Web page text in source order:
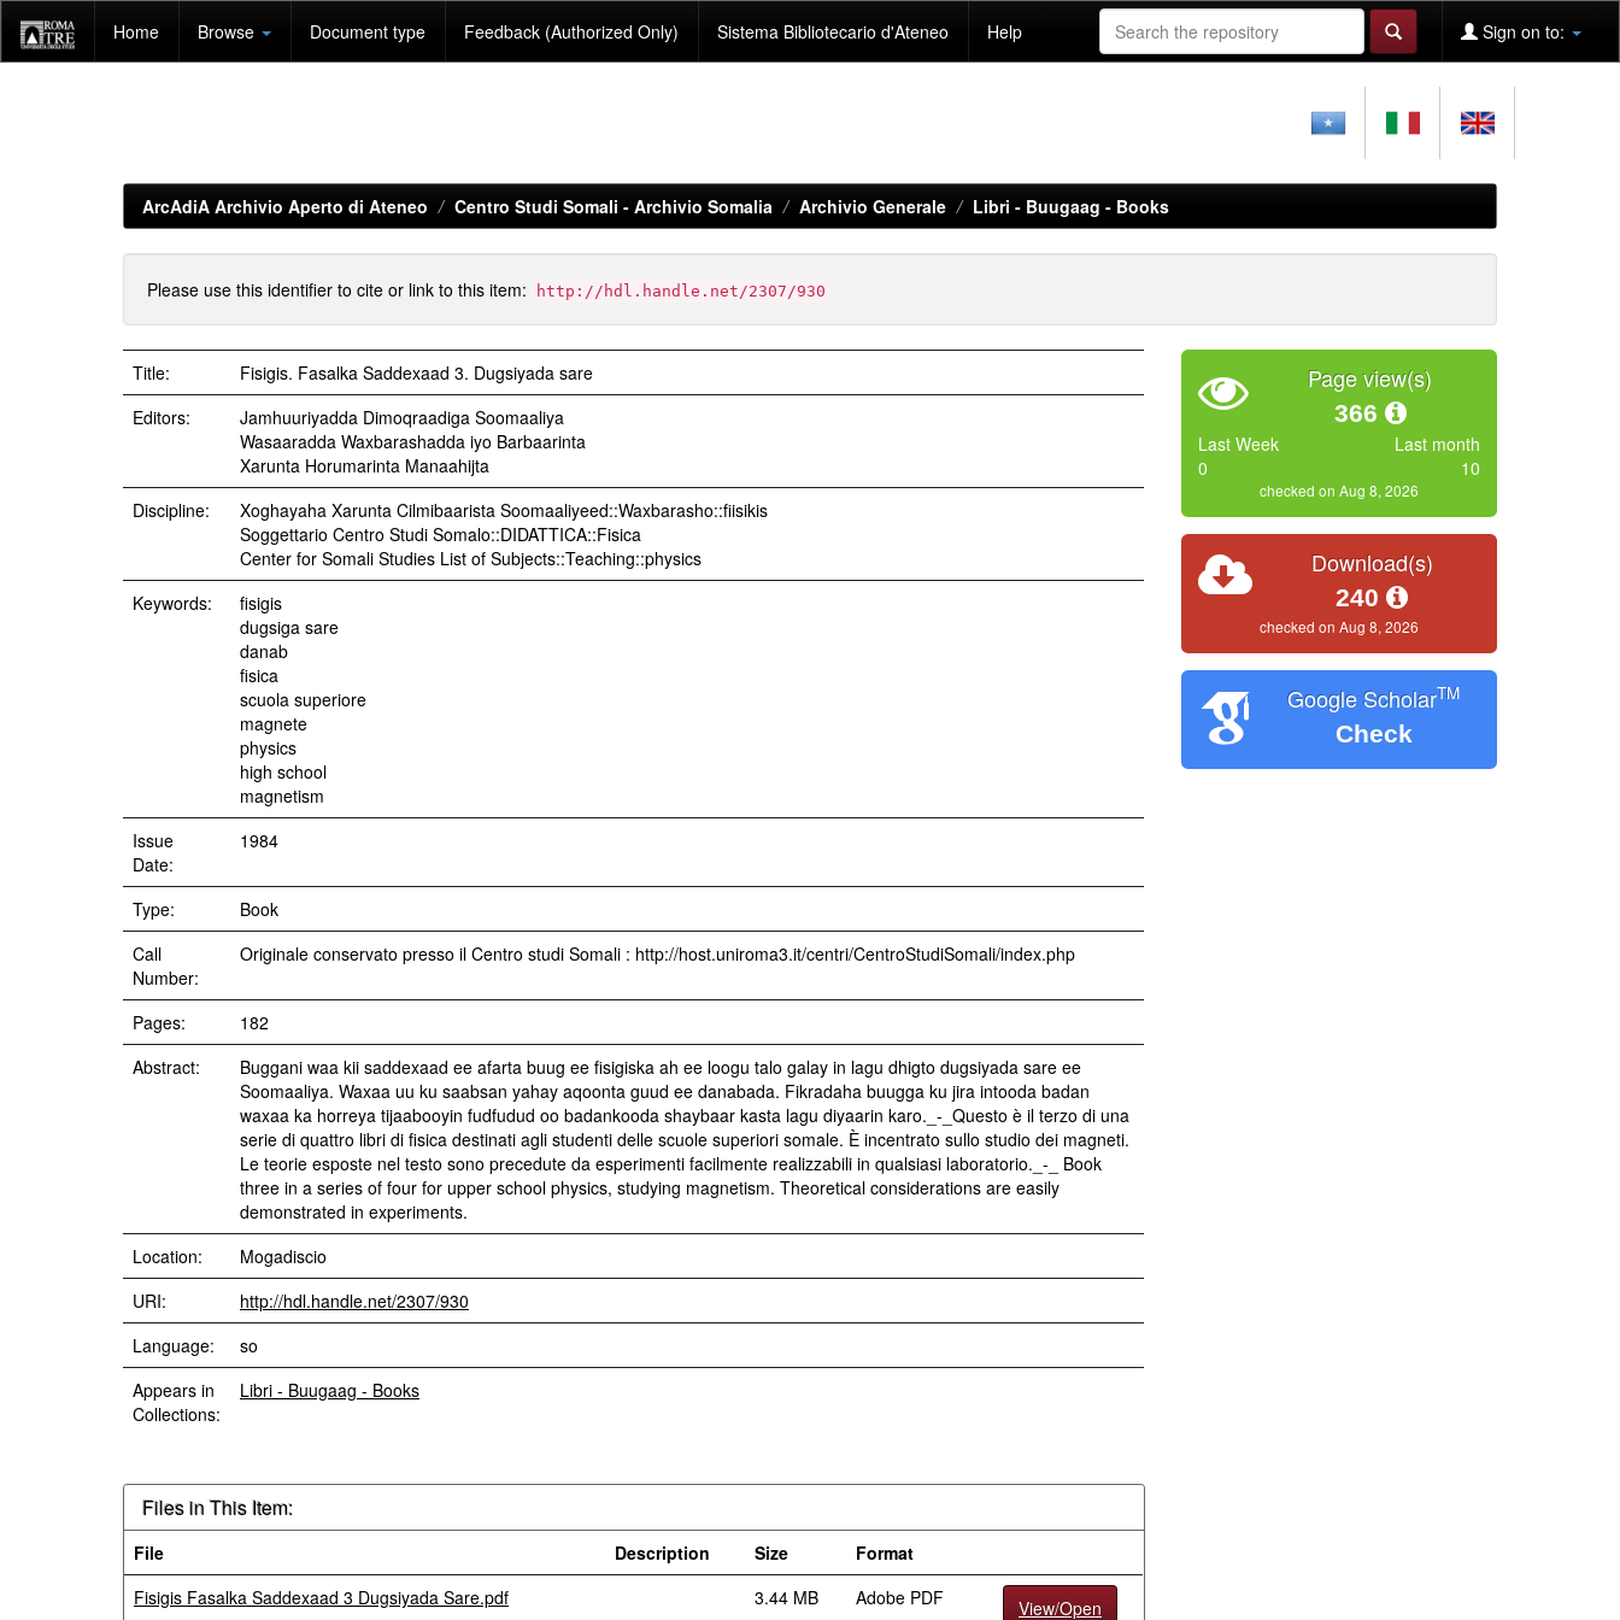
navigation
Home Browse Document type Feedback (Authorized Only) Sistema Bibliotecario d'Ateneo Help Sign on to:
ArcAdiA Archivio Aperto di Ateneo Centro Studi Somali - Archivio Somalia Archivio Generale Libri - Buugaag - Books
Please use this identifier to cite or link to this item: http://hdl.handle.net/2307/930
Title:
Fisigis. Fasalka Saddexaad 3. Dugsiyada sare
Editors:
Jamhuuriyadda Dimoqraadiga Soomaaliya
Wasaaradda Waxbarashadda iyo Barbaarinta
Xarunta Horumarinta Manaahijta
Discipline:
Xoghayaha Xarunta Cilmibaarista Soomaaliyeed::Waxbarasho::fiisikis
Soggettario Centro Studi Somalo::DIDATTICA::Fisica
Center for Somali Studies List of Subjects::Teaching::physics
Keywords:
fisigis
dugsiga sare
danab
fisica
scuola superiore
magnete
physics
high school
magnetism
Issue
Date:
1984
Type:
Book
Call
Number:
Originale conservato presso il Centro studi Somali : http://host.uniroma3.it/centri/CentroStudiSomali/index.php
Pages:
182
Abstract:
Buggani waa kii saddexaad ee afarta buug ee fisigiska ah ee loogu talo galay in lagu dhigto dugsiyada sare ee
Soomaaliya. Waxaa uu ku saabsan yahay aqoonta guud ee danabada. Fikradaha buugga ku jira intooda badan
waxaa ka horreya tijaabooyin fudfudud oo badankooda shaybaar kasta lagu diyaarin karo._-_Questo è il terzo di una
serie di quattro libri di fisica destinati agli studenti delle scuole superiori somale. È incentrato sullo studio dei magneti.
Le teorie esposte nel testo sono precedute da esperimenti facilmente realizzabili in qualsiasi laboratorio._-_ Book
three in a series of four for upper school physics, studying magnetism. Theoretical considerations are easily
demonstrated in experiments.
Location:
Mogadiscio
URI:
http://hdl.handle.net/2307/930
Language:
so
Appears in
Collections:
Libri - Buugaag - Books
Files in This Item:
File Description Size
Format
Fisigis Fasalka Saddexaad 3 Dugsiyada Sare.pdf
3.44 MB Adobe PDF View/Open
Page view(s)
366
Last Week
0
Last month
10
checked on Aug 8, 2026
Download(s)
240
checked on Aug 8, 2026
Google ScholarTM
Check